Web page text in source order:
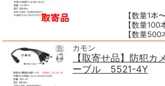
【数量1本
【数量
【数量
カモン
【取寄せ品】防犯カ
ーブル 5521-4Y